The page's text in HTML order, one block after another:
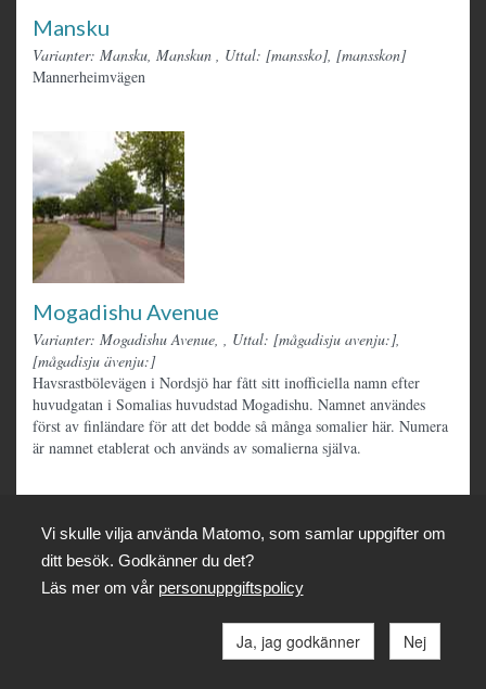
Mansku
Varianter: Mansku, Manskun , Uttal: [manssko], [mansskon]
Mannerheimvägen
Mogadishu Avenue
Varianter: Mogadishu Avenue, , Uttal: [mågadisju avenju:],
[mågadisju ävenju:]
Havsrastbölevägen i Nordsjö har fått sitt inofficiella namn efter
huvudgatan i Somalias huvudstad Mogadishu. Namnet användes
först av finländare för att det bodde så många somalier här. Numera
är namnet etablerat och används av somalierna själva.
Vi skulle vilja använda Matomo, som samlar uppgifter om
ditt besök. Godkänner du det?
Läs mer om vår personuppgiftspolicy
Ja, jag godkänner Nej